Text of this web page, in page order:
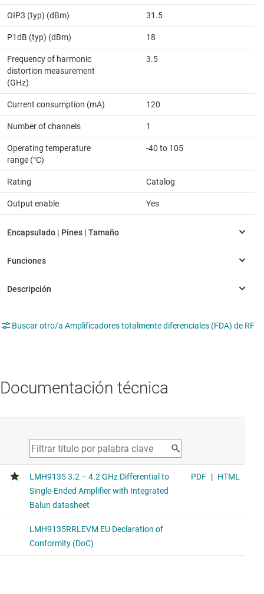
OIP3 (typ) (dBm) 31.5
P1dB (typ) (dBm) 18
Frequency of harmonic
distortion measurement
(GHz)
3.5
Current consumption (mA) 120
Number of channels 1
Operating temperature
range (°C)
-40 to 105
Rating Catalog
Output enable Yes
Buscar otro/a Amplificadores totalmente diferenciales (FDA) de RF
Documentación técnica